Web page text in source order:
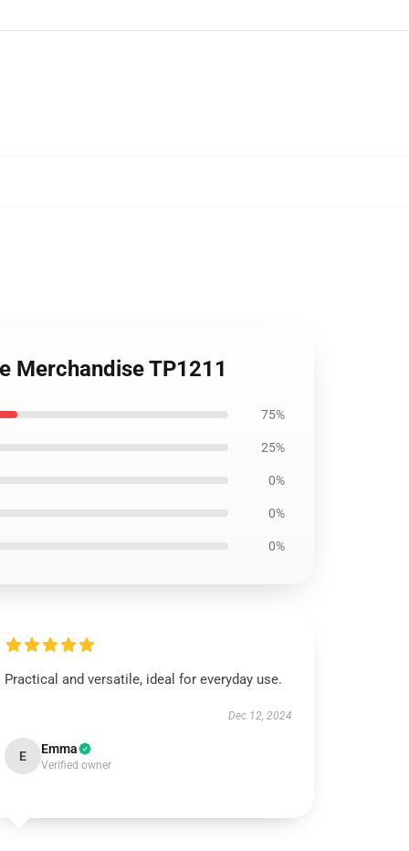
Merchandise TP1211
75%
25%
0%
0%
0%
Practical and versatile, ideal for everyday use.
Dec 12, 2024
E Emma
Verified owner